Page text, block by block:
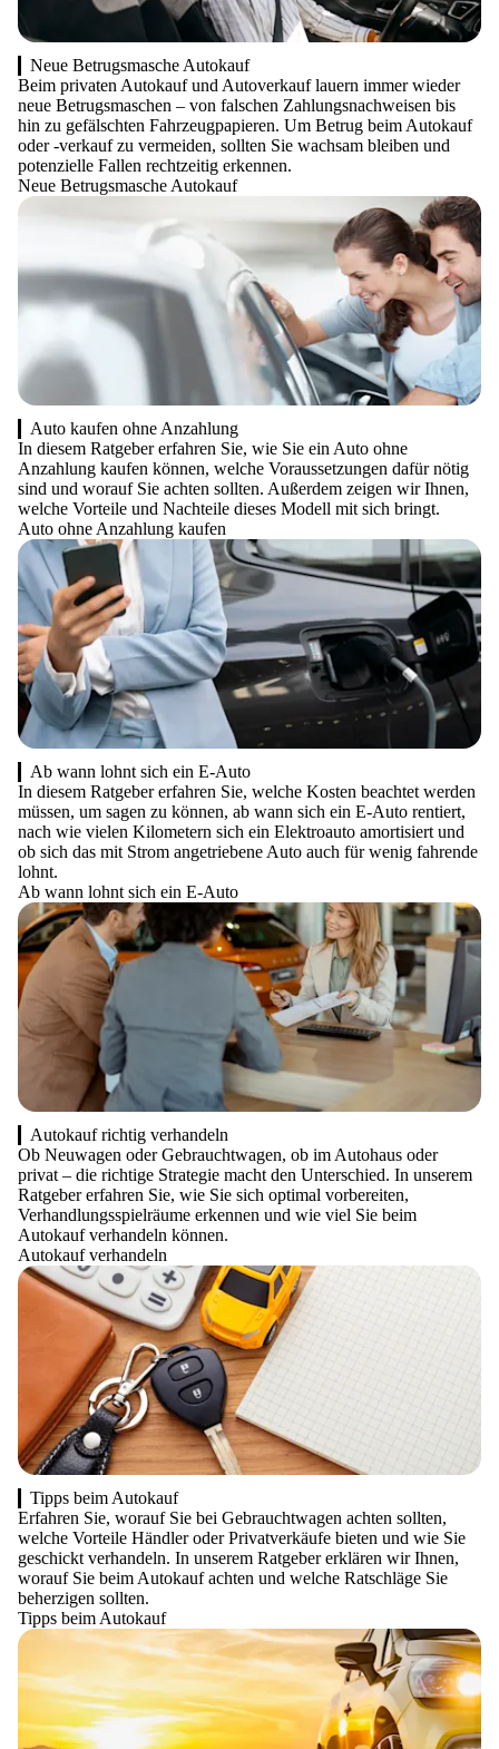
Neue Betrugsmasche Autokauf
Beim privaten Autokauf und Autoverkauf lauern immer wieder
neue Betrugsmaschen – von falschen Zahlungsnachweisen bis
hin zu gefälschten Fahrzeugpapieren. Um Betrug beim Autokauf
oder -verkauf zu vermeiden, sollten Sie wachsam bleiben und
potenzielle Fallen rechtzeitig erkennen.
Neue Betrugsmasche Autokauf
Auto kaufen ohne Anzahlung
In diesem Ratgeber erfahren Sie, wie Sie ein Auto ohne
Anzahlung kaufen können, welche Voraussetzungen dafür nötig
sind und worauf Sie achten sollten. Außerdem zeigen wir Ihnen,
welche Vorteile und Nachteile dieses Modell mit sich bringt.
Auto ohne Anzahlung kaufen
Ab wann lohnt sich ein E-Auto
In diesem Ratgeber erfahren Sie, welche Kosten beachtet werden
müssen, um sagen zu können, ab wann sich ein E-Auto rentiert,
nach wie vielen Kilometern sich ein Elektroauto amortisiert und
ob sich das mit Strom angetriebene Auto auch für wenig fahrende
lohnt.
Ab wann lohnt sich ein E-Auto
Autokauf richtig verhandeln
Ob Neuwagen oder Gebrauchtwagen, ob im Autohaus oder
privat – die richtige Strategie macht den Unterschied. In unserem
Ratgeber erfahren Sie, wie Sie sich optimal vorbereiten,
Verhandlungsspielräume erkennen und wie viel Sie beim
Autokauf verhandeln können.
Autokauf verhandeln
Tipps beim Autokauf
Erfahren Sie, worauf Sie bei Gebrauchtwagen achten sollten,
welche Vorteile Händler oder Privatverkäufe bieten und wie Sie
geschickt verhandeln. In unserem Ratgeber erklären wir Ihnen,
worauf Sie beim Autokauf achten und welche Ratschläge Sie
beherzigen sollten.
Tipps beim Autokauf